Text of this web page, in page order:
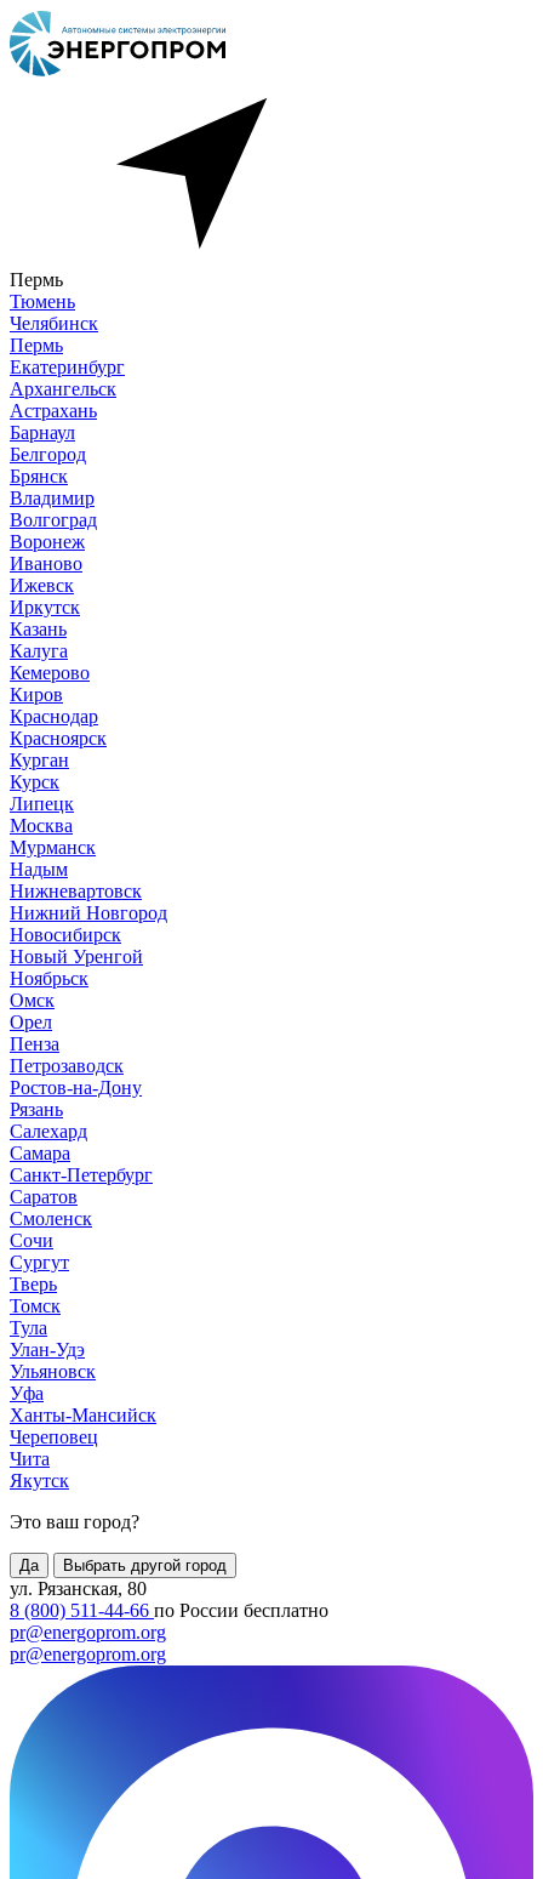
Пермь
Тюмень
Челябинск
Пермь
Екатеринбург
Архангельск
Астрахань
Барнаул
Белгород
Брянск
Владимир
Волгоград
Воронеж
Иваново
Ижевск
Иркутск
Казань
Калуга
Кемерово
Киров
Краснодар
Красноярск
Курган
Курск
Липецк
Москва
Мурманск
Надым
Нижневартовск
Нижний Новгород
Новосибирск
Новый Уренгой
Ноябрьск
Омск
Орел
Пенза
Петрозаводск
Ростов-на-Дону
Рязань
Салехард
Самара
Санкт-Петербург
Саратов
Смоленск
Сочи
Сургут
Тверь
Томск
Тула
Улан-Удэ
Ульяновск
Уфа
Ханты-Мансийск
Череповец
Чита
Якутск
Это ваш город?
Да Выбрать другой город
ул. Рязанская, 80
8 (800) 511-44-66 по России бесплатно
pr@energoprom.org
pr@energoprom.org